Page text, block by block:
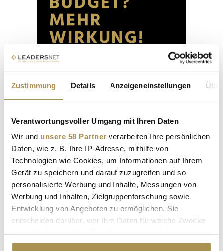
Zustimmung Details Anzeigeneinstellungen
Verantwortungsvoller Umgang mit Ihren Daten
Wir und unsere 58 Partner verarbeiten Ihre persönlichen
Daten, wie z. B. Ihre IP-Adresse, mithilfe von
Technologien wie Cookies, um Informationen auf Ihrem
Gerät zu speichern und darauf zuzugreifen und so
personalisierte Werbung und Inhalte, Messungen von
Werbung und Inhalten, Zielgruppenforschung sowie
Entwicklung von Angeboten zu ermöglichen. Sie
entscheiden darüber, wer Ihre Daten für welche Zwecke
Cookie-Erklärung oder durch Klicken auf das Privacy